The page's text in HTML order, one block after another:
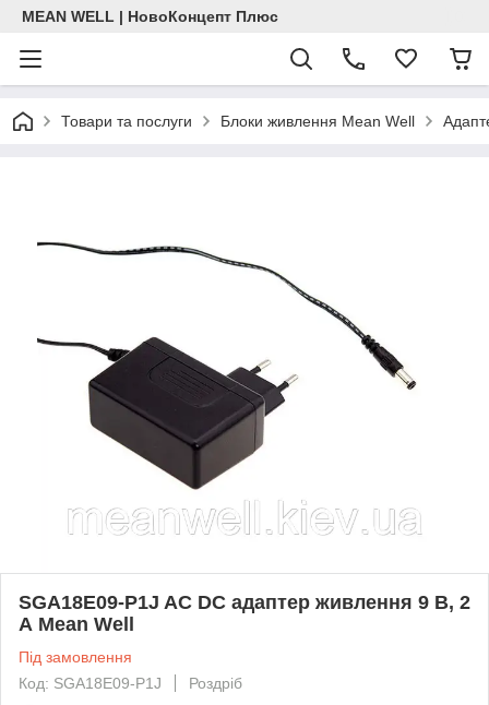
MEAN WELL | НовоКонцепт Плюс
Товари та послуги Блоки живлення Mean Well
SGA18E09-P1J AC DC адаптер живлення 9 В, 2
А Mean Well
Під замовлення
Код: SGA18E09-P1J
Роздріб